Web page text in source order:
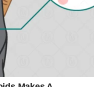
da prestaneš da se
energiju na ljude koji te
ono što ti stoji na
u svakoj odluci